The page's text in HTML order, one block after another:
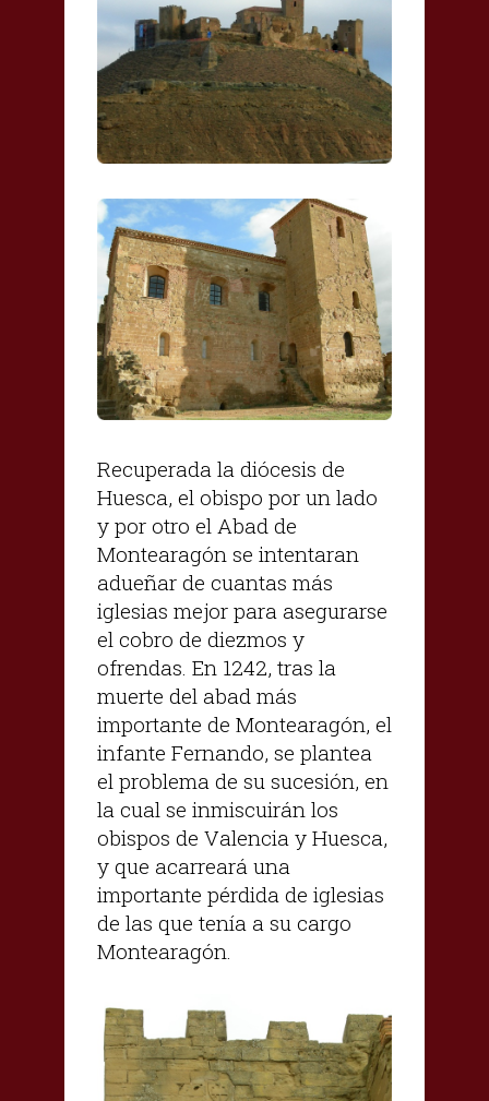
Recuperada la diócesis de
Huesca, el obispo por un lado
y por otro el Abad de
Montearagón se intentaran
adueñar de cuantas más
iglesias mejor para asegurarse
el cobro de diezmos y
ofrendas. En 1242, tras la
muerte del abad más
importante de Montearagón, el
infante Fernando, se plantea
el problema de su sucesión, en
la cual se inmiscuirán los
obispos de Valencia y Huesca,
y que acarreará una
importante pérdida de iglesias
de las que tenía a su cargo
Montearagón.